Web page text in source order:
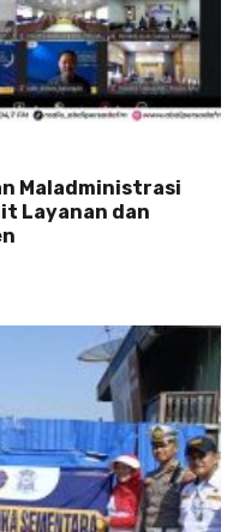
Maladministrasi
Layanan dan